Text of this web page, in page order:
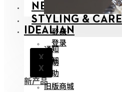
NEOR
STYLING & CARE
登录
X
通知
帮助
新产品
IDEALIAN
登录
X
通知
帮助
旧版商城